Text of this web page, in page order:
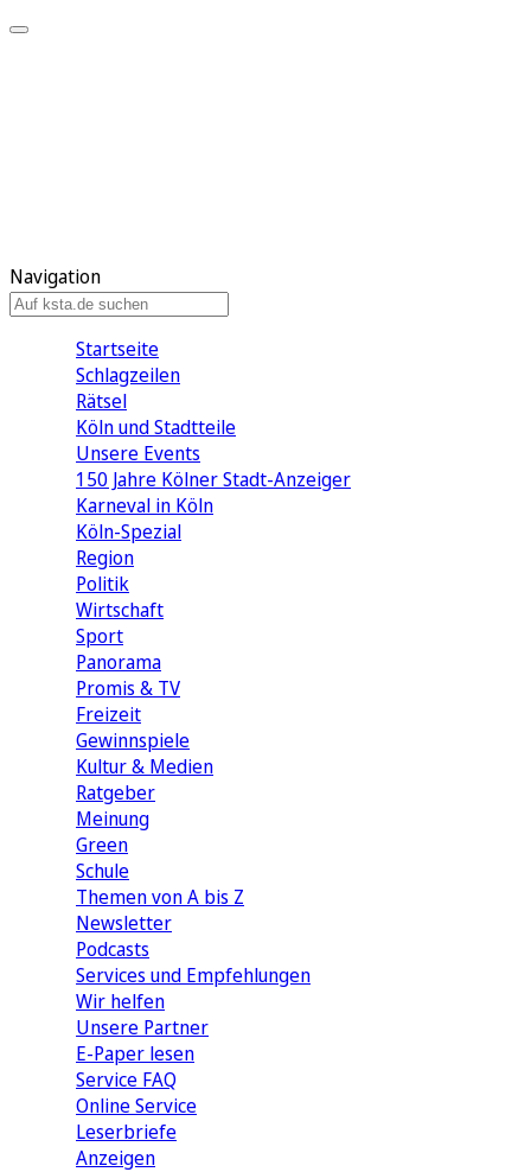
Navigation
Startseite
Schlagzeilen
Rätsel
Köln und Stadtteile
Unsere Events
150 Jahre Kölner Stadt-Anzeiger
Karneval in Köln
Köln-Spezial
Region
Politik
Wirtschaft
Sport
Panorama
Promis & TV
Freizeit
Gewinnspiele
Kultur & Medien
Ratgeber
Meinung
Green
Schule
Themen von A bis Z
Newsletter
Podcasts
Services und Empfehlungen
Wir helfen
Unsere Partner
E-Paper lesen
Service FAQ
Online Service
Leserbriefe
Anzeigen